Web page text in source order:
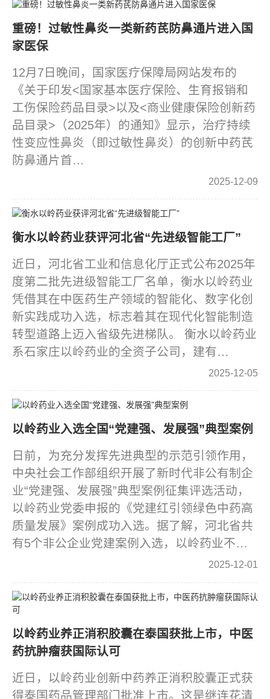
重磅！过敏性鼻炎一类新药芪防鼻通片进入国
家医保
12月7日晚间，国家医疗保障局网站发布的
《关于印发<国家基本医疗保险、生育报销和
工伤保险药品目录>以及<商业健康保险创新药
品目录>（2025年）的通知》显示，治疗持续
性变应性鼻炎（即过敏性鼻炎）的创新中药芪
防鼻通片首…
2025-12-09
衡水以岭药业获评河北省“先进级智能工厂”
近日，河北省工业和信息化厅正式公布2025年
度第二批先进级智能工厂名单，衡水以岭药业
凭借其在中医药生产领域的智能化、数字化创
新实践成功入选，标志着其在现代化智能制造
转型道路上迈入省级先进梯队。 衡水以岭药业
系石家庄以岭药业的全资子公司，建有…
2025-12-05
以岭药业入选全国“党建强、发展强”典型案例
日前，为充分发挥先进典型的示范引领作用，
中央社会工作部组织开展了新时代非公有制企
业“党建强、发展强”典型案例征集评选活动，
以岭药业党委申报的《党建红引领绿色中药高
质量发展》案例成功入选。据了解，河北省共
有5个非公企业党建案例入选，以岭药业不…
2025-12-01
以岭药业养正消积胶囊在泰国获批上市，中医
药抗肿瘤获国际认可
近日，以岭药业创新中药养正消积胶囊正式获
得泰国药品管理部门批准上市。这是继连花清